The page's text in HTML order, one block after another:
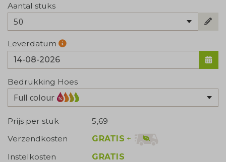
Aantal stuks
50
Leverdatum
Bedrukking Hoes
Full colour
Prijs per stuk
5,69
Verzendkosten
GRATIS +
Instelkosten
GRATIS